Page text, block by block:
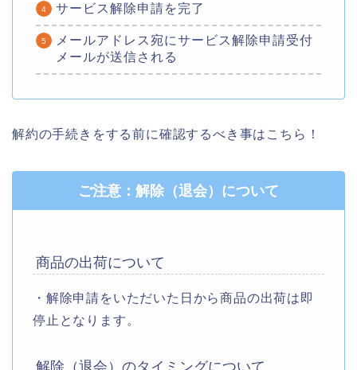
サービス解除申請を完了
メールアドレス宛にサービス解除申請受付
メールが送信される
解約の手続きをする前に確認するべき事はこちら！
ご注意：解除（退会）について
商品の出荷について
・解除申請をいただいた日から商品の出荷は即
停止となります。